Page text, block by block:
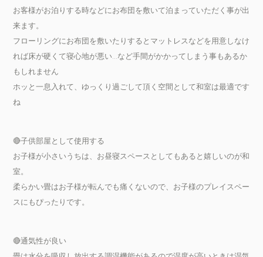
お客様がお泊りする時などにお布団を敷いて泊まっていただく事が出
来ます。
フローリングにお布団を敷いたりするとマットレスなどを用意しなけ
れば床が硬くて寝心地が悪い…など手間がかかってしまう事もあるか
もしれません
ホッと一息入れて、ゆっくり過ごして頂く空間として和室は最適です
ね
🔴子供部屋として使用する
お子様が小さいうちは、お昼寝スペースとしてもあると嬉しいのが和
室。
柔らかい畳はお子様が転んでも痛くないので、お子様のプレイスペー
スにもぴったりです。
🔴通気性が良い